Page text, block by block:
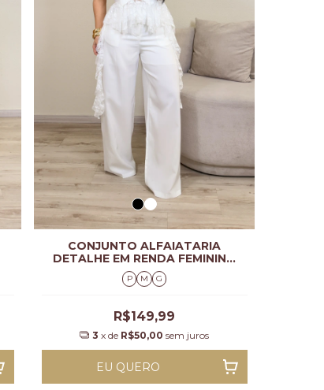
CONJUNTO ALFAIATARIA
DETALHE EM RENDA FEMININO
BIA
P M G
R$149,99
3 x de R$50,00 sem juros
EU QUERO